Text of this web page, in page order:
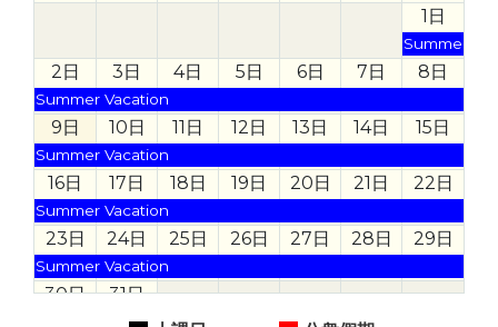
1日
Summer
2日 3日 4日 5日 6日 7日 8日
Summer Vacation
9日 10日 11日 12日 13日 14日 15日
Summer Vacation
16日 17日 18日 19日 20日 21日 22日
Summer Vacation
23日 24日 25日 26日 27日 28日 29日
Summer Vacation
30日 31日
Summer Vacation